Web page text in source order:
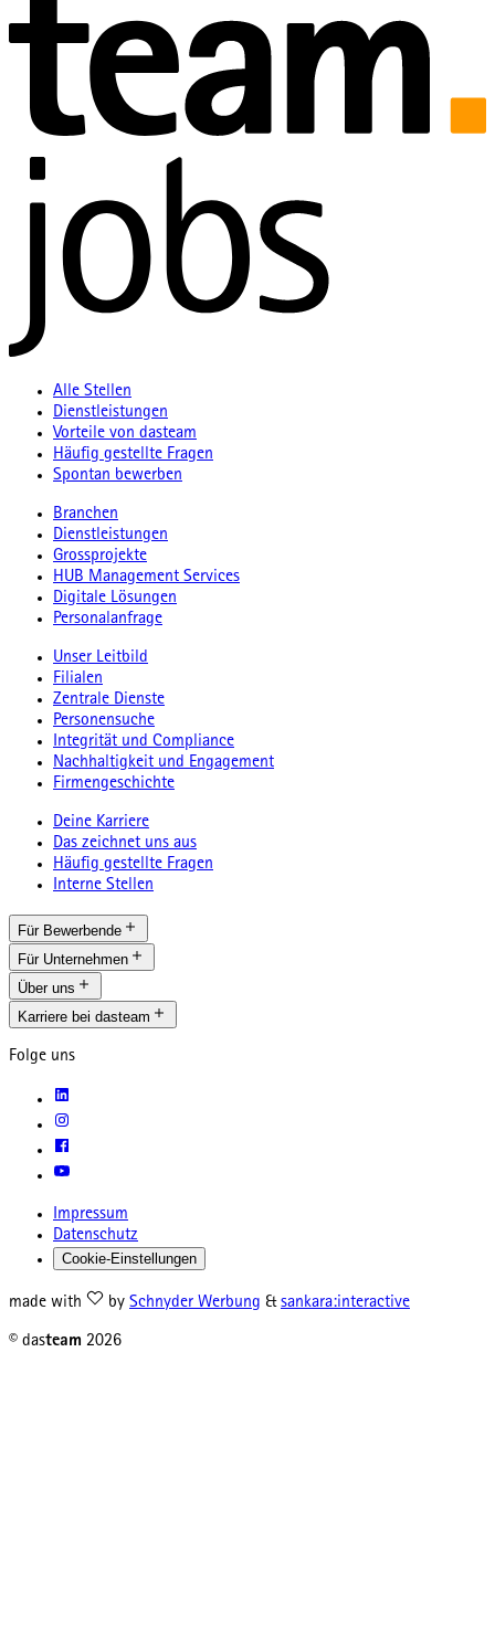
Alle Stellen
Dienstleistungen
Vorteile von dasteam
Häufig gestellte Fragen
Spontan bewerben
Branchen
Dienstleistungen
Grossprojekte
HUB Management Services
Digitale Lösungen
Personalanfrage
Unser Leitbild
Filialen
Zentrale Dienste
Personensuche
Integrität und Compliance
Nachhaltigkeit und Engagement
Firmengeschichte
Deine Karriere
Das zeichnet uns aus
Häufig gestellte Fragen
Interne Stellen
Für Bewerbende
Für Unternehmen
Über uns
Karriere bei dasteam
Folge uns
Impressum
Datenschutz
Cookie-Einstellungen
made with by Schnyder Werbung & sankara:interactive
© dasteam 2026